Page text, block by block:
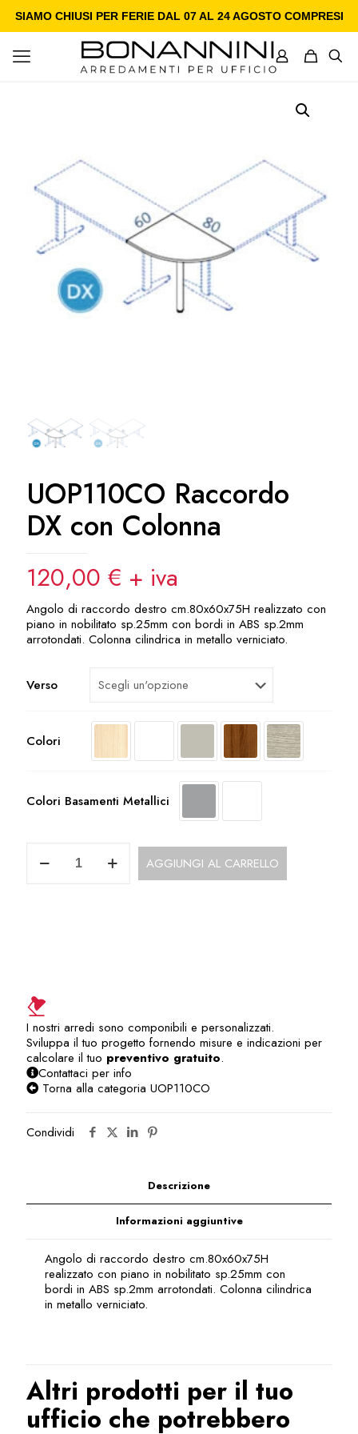
SIAMO CHIUSI PER FERIE DAL 07 AL 24 AGOSTO COMPRESI
UOP110CO Raccordo
DX con Colonna
120,00 € + iva
Angolo di raccordo destro cm.80x60x75H realizzato con
piano in nobilitato sp.25mm con bordi in ABS sp.2mm
arrotondati. Colonna cilindrica in metallo verniciato.
Verso
Colori
Colori Basamenti Metallici
Raccordo
AGGIUNGI AL CARRELLO
I nostri arredi sono componibili e personalizzati.
Sviluppa il tuo progetto fornendo misure e indicazioni per
calcolare il tuo preventivo gratuito.
Contattaci per info
Torna alla categoria UOP110CO
Condividi
Descrizione
Informazioni aggiuntive
Angolo di raccordo destro cm.80x60x75H
realizzato con piano in nobilitato sp.25mm con
bordi in ABS sp.2mm arrotondati. Colonna cilindrica
in metallo verniciato.
Altri prodotti per il tuo
ufficio che potrebbero